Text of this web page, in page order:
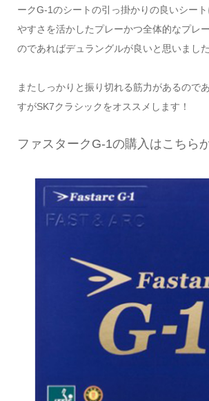
ークG-1のシートの引っ掛かりの良いシー
やすさを活かしたプレーかつ全体的なプレ
のであればデュラングルが良いと思いました
またしっかりと振り切れる筋力があるので
すがSK7クラシックをオススメします！
ファスタークG-1の購入はこちら